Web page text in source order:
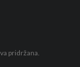
pridržana.